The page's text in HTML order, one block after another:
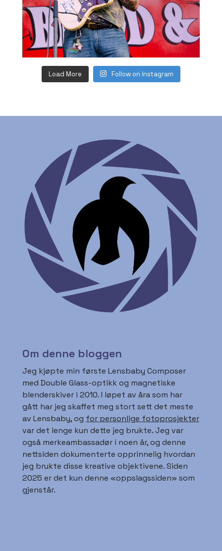
Load More Follow on Instagram
Om denne bloggen
Jeg kjøpte min første Lensbaby Composer
med Double Glass-optikk og magnetiske
blenderskiver i 2010. I løpet av åra som har
gått har jeg skaffet meg stort sett det meste
av Lensbaby, og for personlige fotoprosjekter
var det lenge kun dette jeg brukte. Jeg var
også merkeambassadør i noen år, og denne
nettsiden dokumenterte opprinnelig hvordan
jeg brukte disse kreative objektivene. Siden
2025 er det kun denne «oppslagssiden» som
gjenstår.